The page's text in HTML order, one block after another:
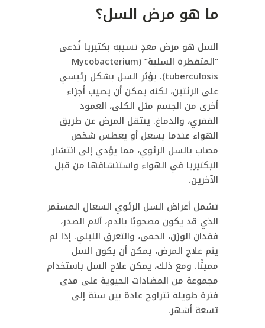
ما هو مرض السل؟
السل هو مرض معدٍ تسببه بكتيريا تُدعى
“المتفطرة السلية” (Mycobacterium
tuberculosis). يؤثر السل بشكل رئيسي
على الرئتين، لكنه يمكن أن يصيب أجزاء
أخرى من الجسم مثل الكلى، العمود
الفقري، والدماغ. ينتقل المرض عن طريق
الهواء عندما يسعل أو يعطس شخص
مصاب بالسل الرئوي، مما يؤدي إلى انتشار
البكتيريا في الهواء واستنشاقها من قبل
الآخرين.
تشمل أعراض السل الرئوي السعال المستمر
الذي قد يكون مصحوبًا بالدم، آلام الصدر،
فقدان الوزن، الحمى، والتعرق الليلي. إذا لم
يتم علاج المرض، يمكن أن يكون السل
مميتًا. ومع ذلك، يمكن علاج السل باستخدام
مجموعة من المضادات الحيوية على مدى
فترة طويلة تتراوح عادة بين ستة إلى
تسعة أشهر.